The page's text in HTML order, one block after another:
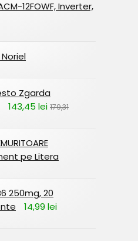
12FOWF, Inverter,
Zgarda
143,45 lei 179,31
pe Litera
250mg, 20
14,99 lei